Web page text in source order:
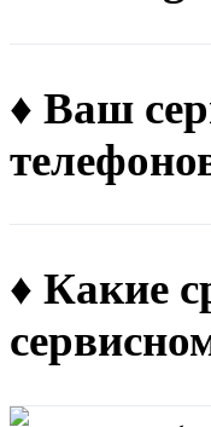
♦ Ваш
♦ Какие